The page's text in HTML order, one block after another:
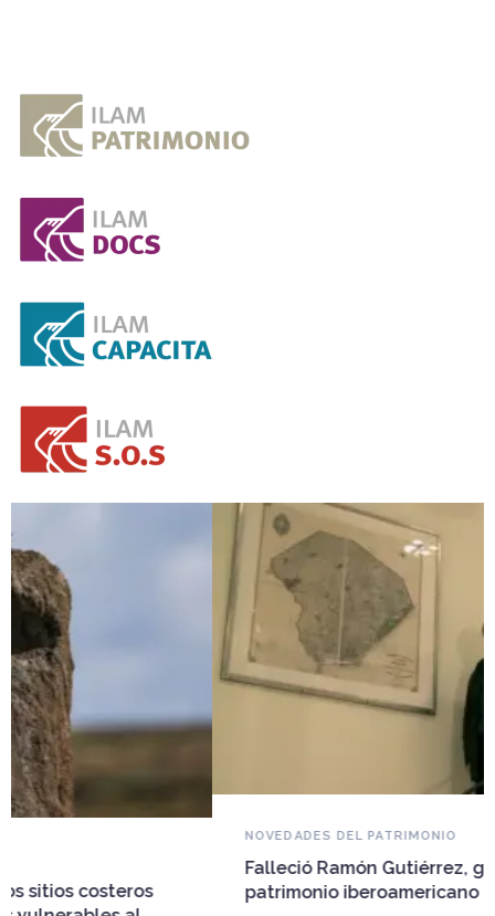
NOVEDADES DEL PATRIMONIO
Falleció Ramón Gutiérrez, guardián del
patrimonio iberoamericano